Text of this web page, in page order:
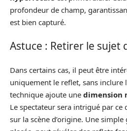
profondeur de champ,
est bien capturé.
Astuce : Retirer le sujet
Dans certains cas, il peut être
uniquement le reflet, sans inclure
technique ajoute une dimension
Le spectateur sera intrigué par ce
sur la scène d’origine. Une simple